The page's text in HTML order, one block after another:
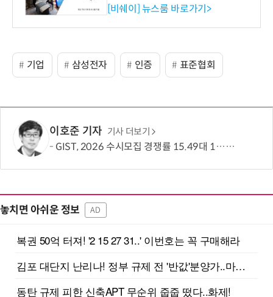
리즈 IR 수신기 출시
[비쉐이] 뉴스룸 바로가기>
기업 삼성전자 인증 표준협회
이호준 기자 기사 더보기
GIST, 2026 수시모집 경쟁률 15.49대 1…최근 5년간 지원자 62% ↑
놓치면 아쉬운 정보 AD